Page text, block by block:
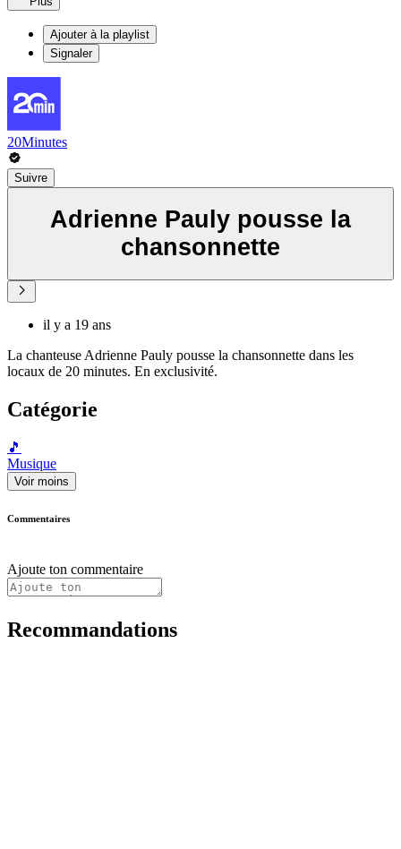
Ajouter à la playlist
Signaler
20Minutes
Suivre
Adrienne Pauly pousse la
chansonnette
il y a 19 ans
La chanteuse Adrienne Pauly pousse la chansonnette dans les
locaux de 20 minutes. En exclusivité.
Catégorie
🎵
Musique
Voir moins
Commentaires
Ajoute ton commentaire
Recommandations